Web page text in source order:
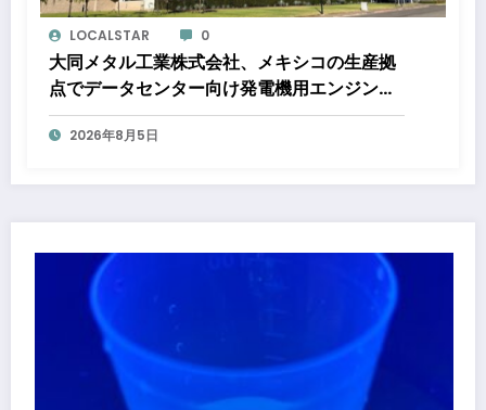
LOCALSTAR 0
大同メタル工業株式会社、メキシコの生産拠
点でデータセンター向け発電機用エンジン軸
受の生産能力増強投資を決定 ～北米顧客と
の生産コミットメント契約締結に基づく40億
2026年8月5日